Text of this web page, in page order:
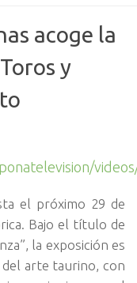
acoge la
y
el próximo 29 de
Bajo el título de
la exposición es
arte taurino, con